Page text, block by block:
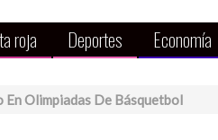
roja Deportes Economía
En Olimpiadas De Básquetbol